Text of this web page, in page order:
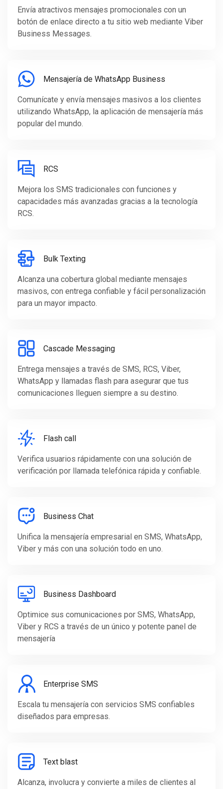
Envía atractivos mensajes promocionales con un
botón de enlace directo a tu sitio web mediante Viber
Business Messages.
Mensajería de WhatsApp Business
Comunícate y envía mensajes masivos a los clientes
utilizando WhatsApp, la aplicación de mensajería más
popular del mundo.
RCS
Mejora los SMS tradicionales con funciones y
capacidades más avanzadas gracias a la tecnología
RCS.
Bulk Texting
Alcanza una cobertura global mediante mensajes
masivos, con entrega confiable y fácil personalización
para un mayor impacto.
Cascade Messaging
Entrega mensajes a través de SMS, RCS, Viber,
WhatsApp y llamadas flash para asegurar que tus
comunicaciones lleguen siempre a su destino.
Flash call
Verifica usuarios rápidamente con una solución de
verificación por llamada telefónica rápida y confiable.
Business Chat
Unifica la mensajería empresarial en SMS, WhatsApp,
Viber y más con una solución todo en uno.
Business Dashboard
Optimice sus comunicaciones por SMS, WhatsApp,
Viber y RCS a través de un único y potente panel de
mensajería
Enterprise SMS
Escala tu mensajería con servicios SMS confiables
diseñados para empresas.
Text blast
Alcanza, involucra y convierte a miles de clientes al